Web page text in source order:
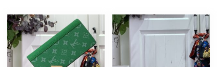
テ
ュ
ー
ル･
パ